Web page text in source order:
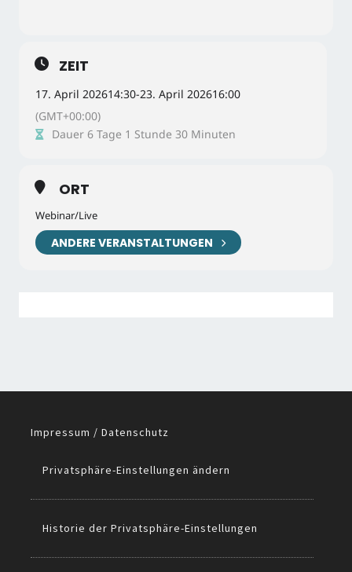
ZEIT
17. April 202614:30-23. April 202616:00
(GMT+00:00)
Dauer 6 Tage 1 Stunde 30 Minuten
ORT
Webinar/Live
ANDERE VERANSTALTUNGEN
Impressum / Datenschutz
Privatsphäre-Einstellungen ändern
Historie der Privatsphäre-Einstellungen